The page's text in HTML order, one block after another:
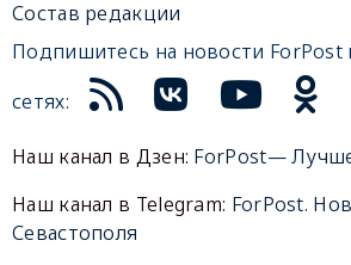
Состав редакции
Подпишитесь на новости ForPost
сетях:
Наш канал в Дзен: ForPost—
Наш канал в Telegram: ForPost.
Севастополя